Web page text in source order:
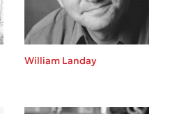
William Landay